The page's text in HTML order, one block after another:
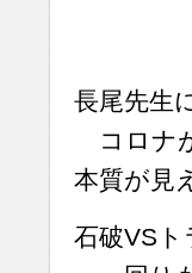
長尾先生
コロナ
本質が見
石破VSト